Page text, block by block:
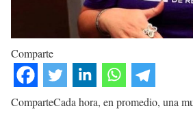
Comparte
ComparteCada hora, en promedio, una